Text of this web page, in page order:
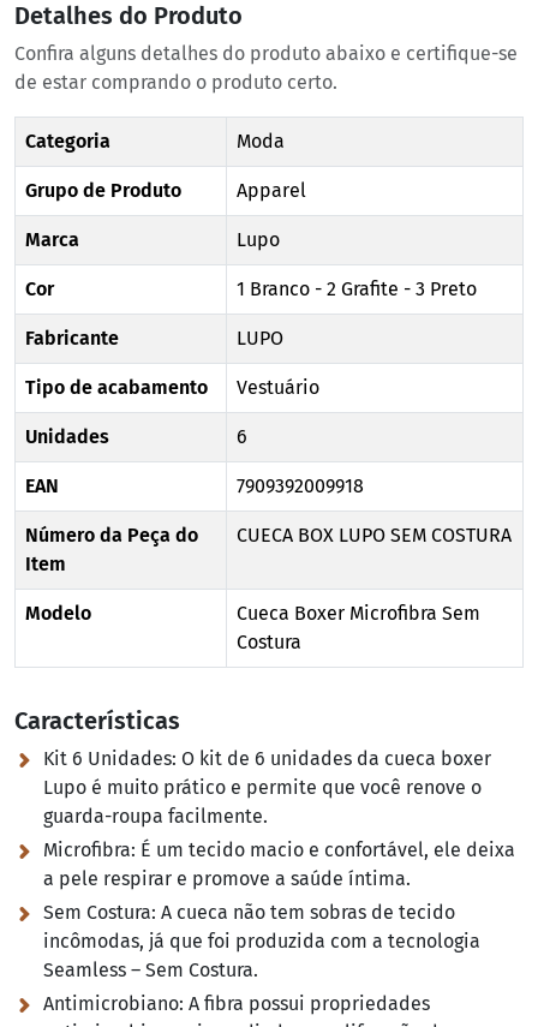
Detalhes do Produto
Confira alguns detalhes do produto abaixo e certifique-se
de estar comprando o produto certo.
Categoria Moda
Grupo de Produto Apparel
Marca Lupo
Cor 1 Branco - 2 Grafite - 3 Preto
Fabricante LUPO
Tipo de acabamento Vestuário
Unidades 6
EAN 7909392009918
Número da Peça do
Item
CUECA BOX LUPO SEM COSTURA
Modelo
Cueca Boxer Microfibra Sem
Costura
Características
Kit 6 Unidades: O kit de 6 unidades da cueca boxer
Lupo é muito prático e permite que você renove o
guarda-roupa facilmente.
Microfibra: É um tecido macio e confortável, ele deixa
a pele respirar e promove a saúde íntima.
Sem Costura: A cueca não tem sobras de tecido
incômodas, já que foi produzida com a tecnologia
Seamless – Sem Costura.
Antimicrobiano: A fibra possui propriedades